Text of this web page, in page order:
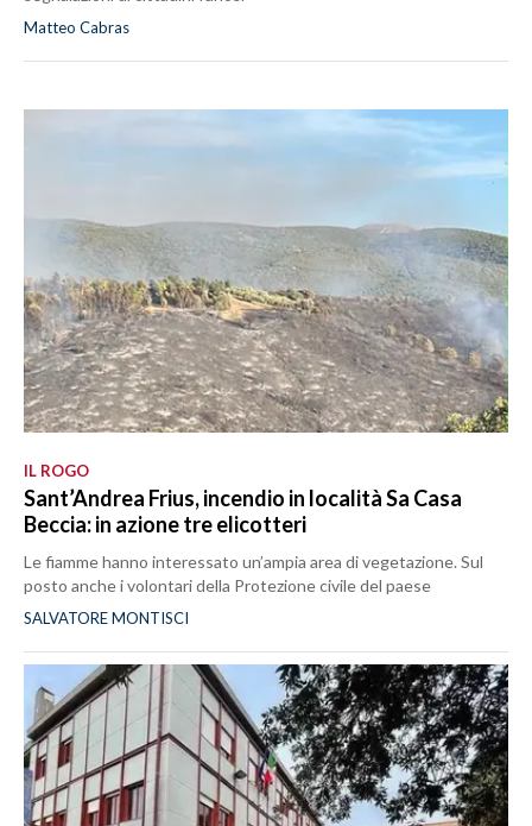
Matteo Cabras
IL ROGO
Sant’Andrea Frius, incendio in località Sa Casa
Beccia: in azione tre elicotteri
Le fiamme hanno interessato un’ampia area di vegetazione. Sul
posto anche i volontari della Protezione civile del paese
SALVATORE MONTISCI